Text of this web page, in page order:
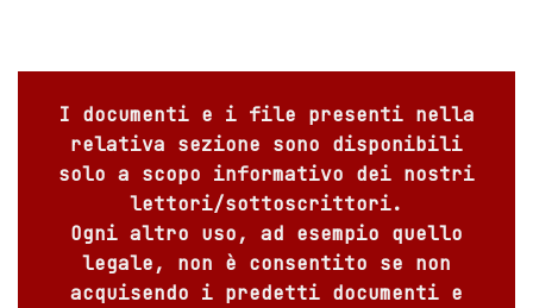
I documenti e i file presenti nella
relativa sezione sono disponibili
solo a scopo informativo dei nostri
lettori/sottoscrittori.
Ogni altro uso, ad esempio quello
legale, non è consentito se non
acquisendo i predetti documenti e